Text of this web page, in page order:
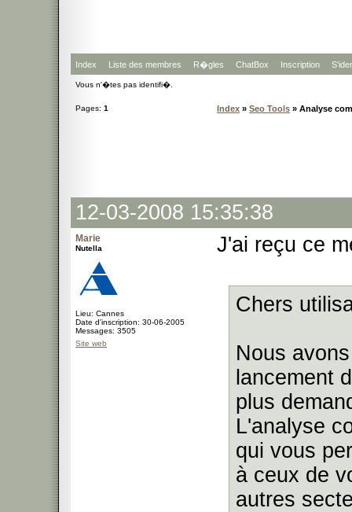
Index Liste des membres R�gles ChatBox Inscription
Vous n'�tes pas identifi�.
Pages: 1 Index » Seo Tools » Analyse
12-03-2008 15:35:38
Marie
Nutella
Lieu: Cannes
Date d'inscription: 30-06-2005
Messages: 3505
Site web
J'ai reçu ce
Chers
Nous
lancement
plus
L'analyse
qui vous
à ceux de
autres